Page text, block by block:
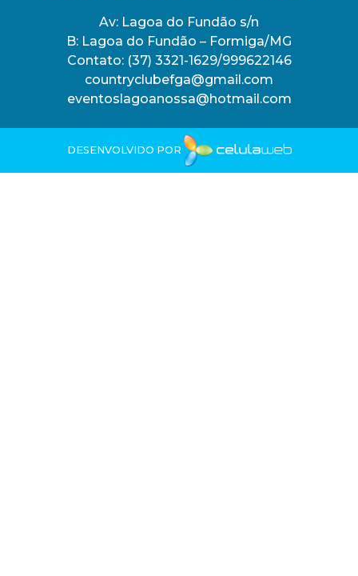
Av: Lagoa do Fundão s/n
B: Lagoa do Fundão – Formiga/MG
Contato: (37) 3321-1629/999622146
countryclubefga@gmail.com
eventoslagoanossa@hotmail.com
DESENVOLVIDO POR